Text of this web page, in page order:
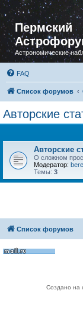
Пермский
Астрономические
FAQ
Список форумов
Авторские
Авторские
О сложном
Модератор:
Темы: 3
Список форумов
Создано на